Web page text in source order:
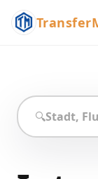
Hilfe
🔍